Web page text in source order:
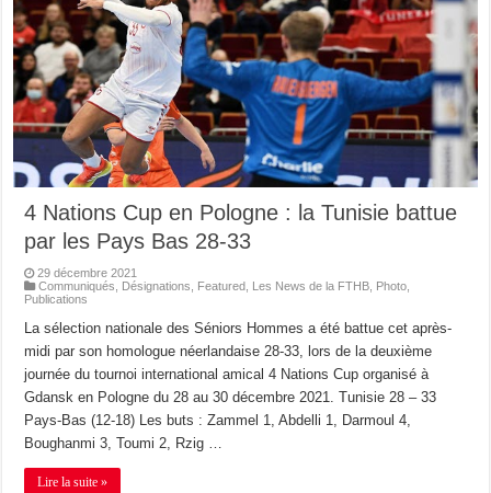
4 Nations Cup en Pologne : la Tunisie battue
par les Pays Bas 28-33
29 décembre 2021
Communiqués
Désignations Featured Les News de la FTHB Photo
Publications
La sélection nationale des Séniors Hommes a été battue cet après-
midi par son homologue néerlandaise 28-33, lors de la deuxième
journée du tournoi international amical 4 Nations Cup organisé à
Gdansk en Pologne du 28 au 30 décembre 2021. Tunisie 28 – 33
Pays-Bas (12-18) Les buts : Zammel 1, Abdelli 1, Darmoul 4,
Boughanmi 3, Toumi 2, Rzig …
Lire la suite »